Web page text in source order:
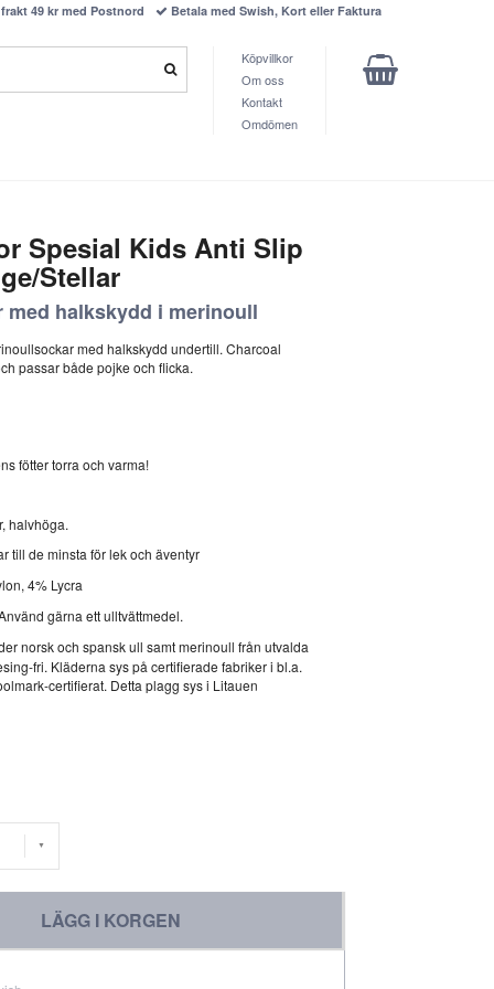
Spesial Kids Anti Slip
Stellar
halkskydd i merinoull
med halkskydd undertill. Charcoal
passar både pojke och flicka.
fötter torra och varma!
halvhöga.
till de minsta för lek och äventyr
4% Lycra
gärna ett ulltvättmedel.
norsk och spansk ull samt merinoull från utvalda
fri. Kläderna sys på certifierade fabriker i bl.a.
certifierat. Detta plagg sys i Litauen
LÄGG I KORGEN
49 kr med Postnord Betala med Swish, Kort eller Faktura
Köpvillkor
Om oss
Kontakt
Omdömen